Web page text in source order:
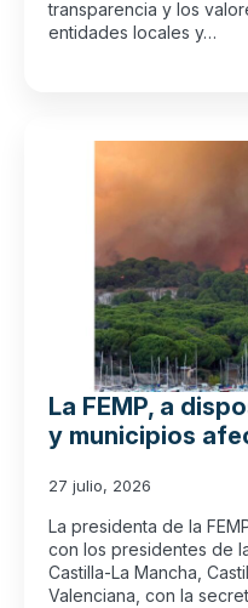
transparencia y los
entidades locales y…
La FEMP, a
y municipios
27 julio, 2026
La presidenta de la
con los presidentes de
Castilla-La Mancha,
Valenciana, con la